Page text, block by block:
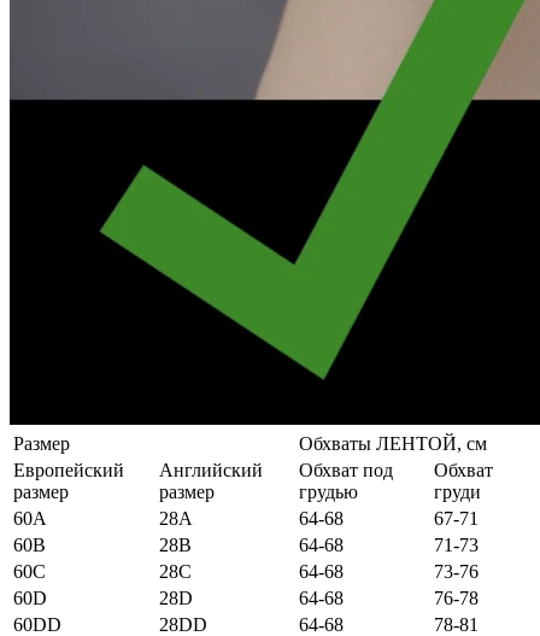
Размер
Обхваты ЛЕНТОЙ, см
Европейский
размер
Английский
размер
Обхват под
грудью
Обхват
груди
60А
28А 64-68
67-71
60B
28B 64-68
71-73
60C
28C 64-68
73-76
60D
28D 64-68
76-78
60DD
28DD 64-68
78-81